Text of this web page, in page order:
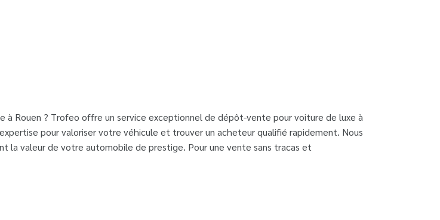
Rouen ? Trofeo offre un service exceptionnel de dépôt-vente pour voiture de luxe à
pour valoriser votre véhicule et trouver un acheteur qualifié rapidement. Nous
la valeur de votre automobile de prestige. Pour une vente sans tracas et